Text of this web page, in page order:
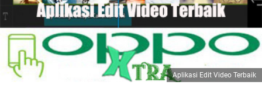
Aplikasi Edit Video Terbaik